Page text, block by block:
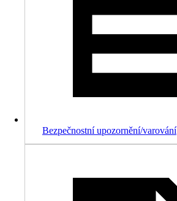
Bezpečnostní upozornění/varování